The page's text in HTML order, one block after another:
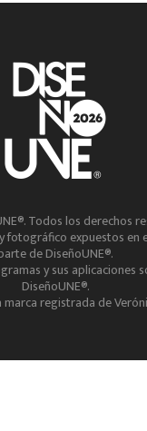
Todos los derechos
fotográfico expuestos en
de DiseñoUNE®.
y sus aplicaciones
DiseñoUNE®.
marca registrada de